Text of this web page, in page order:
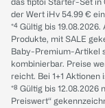
der Wert iHv 54.99 €
*⁴ Gültig bis
Produkte, mit SALE
Baby-Premium-Artikel
kombinierbar. Preise
reicht. Bei 1+1
*⁸ Gültig bis 12.08.2026
Preiswert“